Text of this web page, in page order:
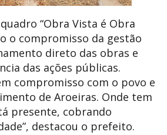
“Obra Vista é Obra
o compromisso da gestão
direto das obras e
das ações públicas.
compromisso com o povo e
de Aroeiras. Onde tem
presente, cobrando
destacou o prefeito.